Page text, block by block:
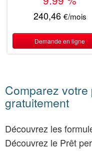
240,46 €/mois
Demande en ligne
Comparez
gratuitement
Découvrez les
Découvrez le Prêt